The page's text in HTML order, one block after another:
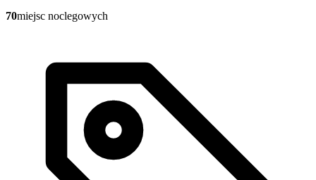
70miejsc noclegowych